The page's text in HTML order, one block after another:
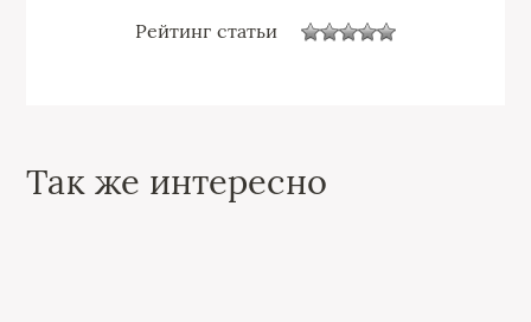
Рейтинг статьи
Так же интересно